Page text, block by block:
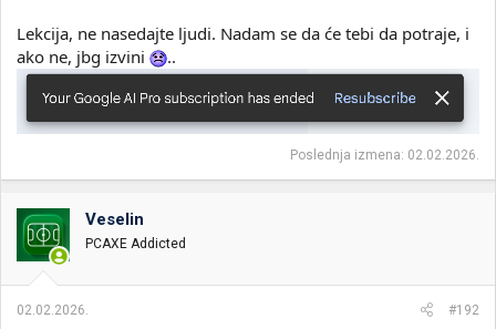
Lekcija, ne nasedajte ljudi. Nadam se da će tebi da potraje, i
ako ne, jbg izvini
..
Poslednja izmena: 02.02.2026.
Veselin
PCAXE Addicted
02.02.2026. #192